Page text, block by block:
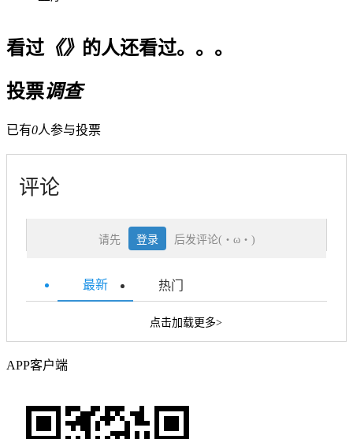
看过《》 的人还看过。。。
投票调查
已有0人参与投票
评论
请先 登录 后发评论(・ω・)
最新 热门
点击加载更多>
APP客户端